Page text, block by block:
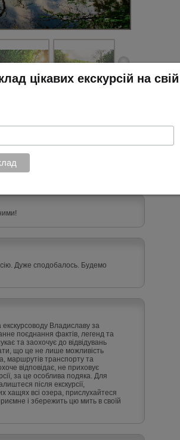
інформації, гарна
Дуже сподобалось. Будемо
екскурсоводу Владиславу за
поєднання фактів, легенд та
та заохочує до відвідувань
що це не лише можливість
маршрутів транспорту та
відповідає, не приховує
за це особлива подяка. Для
після екскурсії,
хащях всі озера, прислухайтеся
і збережить цю мить в своїй
цікавих екскурсій на свій